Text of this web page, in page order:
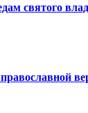
святого